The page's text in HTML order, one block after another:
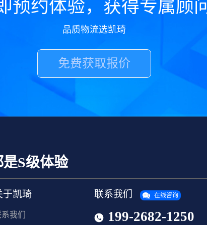
预约体验，获得专属顾
品质物流选凯琦
免费获取报价
S级体验
于凯琦
我们
联系我们 在线咨询
199-2682-1250